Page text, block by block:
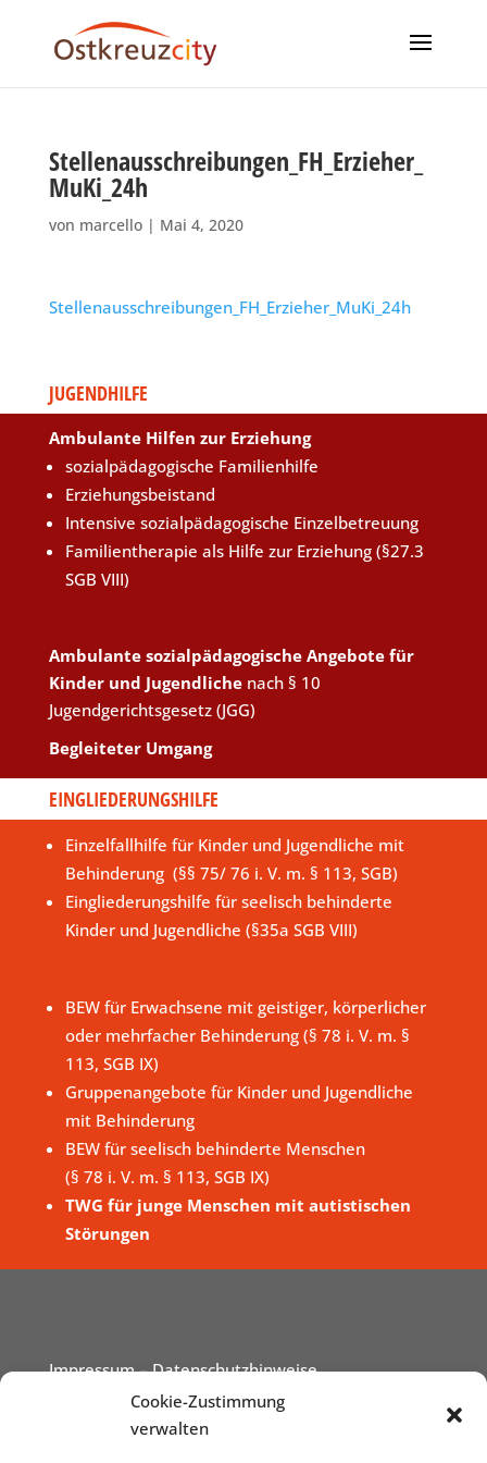
Cookie-Zustimmung
verwalten
Stellenausschreibungen_FH_Erzieher_
MuKi_24h
von marcello| Mai 4, 2020
Stellenausschreibungen_FH_Erzieher_MuKi_24h
JUGENDHILFE
Ambulante Hilfen zur Erziehung
sozialpädagogische Familienhilfe
Erziehungsbeistand
Intensive sozialpädagogische Einzelbetreuung
Familientherapie als Hilfe zur Erziehung (§27.3
SGB VIII)
Ambulante sozialpädagogische Angebote für
Kinder und Jugendliche nach § 10
Jugendgerichtsgesetz (JGG)
Begleiteter Umgang
EINGLIEDERUNGSHILFE
Einzelfallhilfe für Kinder und Jugendliche mit
Behinderung (§§ 75/ 76 i. V. m. § 113, SGB)
Eingliederungshilfe für seelisch behinderte
Kinder und Jugendliche (§35a SGB VIII)
BEW für Erwachsene mit geistiger, körperlicher
oder mehrfacher Behinderung (§ 78 i. V. m. §
113, SGB IX)
Gruppenangebote für Kinder und Jugendliche
mit Behinderung
BEW für seelisch behinderte Menschen
(§ 78 i. V. m. § 113, SGB IX)
TWG für junge Menschen mit autistischen
Störungen
Impressum– Datenschutzhinweise